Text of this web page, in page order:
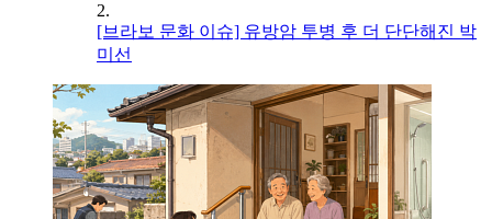
2.
[브라보 문화 이슈] 유방암 투병 후 더 단단해진 박
미선